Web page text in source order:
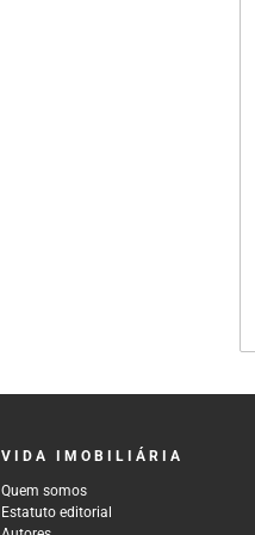
VIDA IMOBILIÁRIA
Quem somos
Estatuto editorial